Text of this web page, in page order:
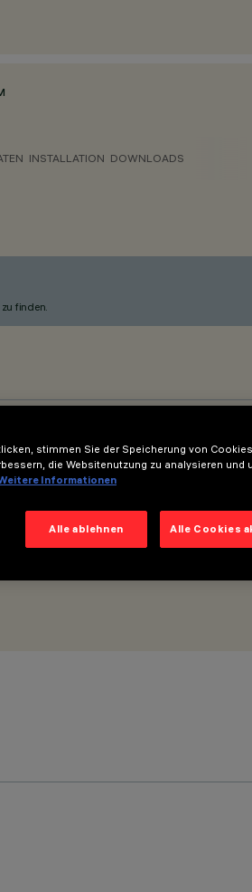
INSTALLATION DOWNLOADS
finden.
stimmen Sie der Speicherung von
die Websitenutzung zu analysieren und
Informationen
Alle ablehnen Alle Cookies